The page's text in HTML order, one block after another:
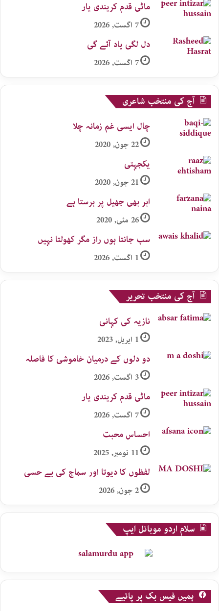
ماٹی قدم کریندی یار
7 اگست, 2026
دل لگی یاد آئے گی
7 اگست, 2026
آج کی منتخب شاعری
چال ایسی غم زمانہ چلا
22 جون, 2020
یکجہتی
21 جون, 2020
ابر بھی جھیل پر برستا ہے
26 مئی, 2020
سب جانتا ہوں راز مگر کھولتا نہیں
1 اگست, 2026
آج کی منتخب تحریر
نازیہ کی کہانی
1 اپریل, 2023
دو دلوں کے درمیان خاموشی کا فاصلہ
3 اگست, 2026
ماٹی قدم کریندی یار
7 اگست, 2026
احساس محبت
11 نومبر, 2025
لفظوں کا دیوتا اور سماج کی بے حسی
2 جون, 2026
سلام اردو موبائل ایپ
ہمیں فیس بک پر پائیے